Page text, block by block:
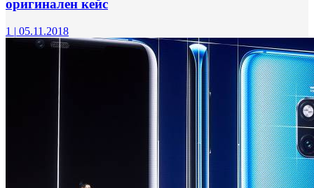
оригинален кейс
1 | 05.11.2018